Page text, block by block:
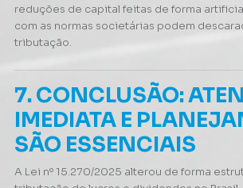
reduções de capital feitas de forma
com as normas societárias podem
tributação.
7. CONCLUSÃO:
IMEDIATA E
SÃO ESSENCIAIS
A Lei nº 15.270/2025 alterou de forma